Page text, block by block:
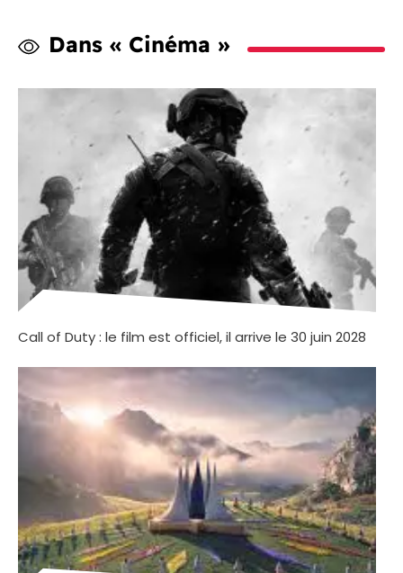
Dans « Cinéma »
Call of Duty : le film est officiel, il arrive le 30 juin 2028